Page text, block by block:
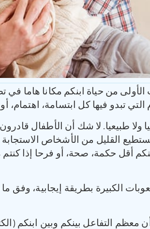
الأولى من حياة ابنكم مكانا هاما
التي تبدو فيها كل ابتسامة،
ولا طبيعيا. لا شك أن الأطفال
القليل من الأشخاص
أقل حكمة، صحة، أو فرحا إذا كنتم
الكبيرة بطريقة إيجابية، وفق
معظم التفاعل بينكم وبين ابنكم